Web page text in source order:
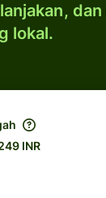
lokal.
INR